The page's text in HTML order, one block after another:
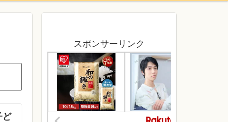
ど
スポンサーリンク